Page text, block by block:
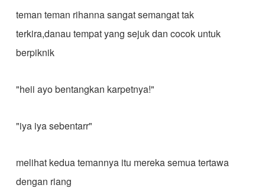
teman teman rihanna sangat semangat tak
terkira,danau tempat yang sejuk dan cocok untuk
berpiknik
"heii ayo bentangkan karpetnya!"
"iya iya sebentarr"
melihat kedua temannya itu mereka semua tertawa
dengan riang